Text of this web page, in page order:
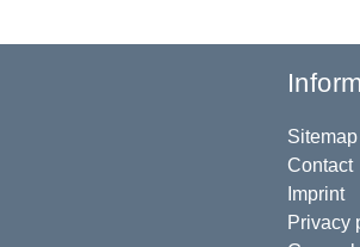
Sitemap
Contact
Imprint
Privacy